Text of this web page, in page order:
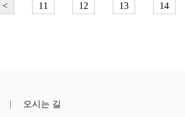
< 11 12 13 14
| 오시는 길